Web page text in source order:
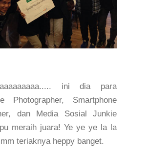
ini dia para
Photographer, Smartphone
dan Media Sosial Junkie
meraih juara! Ye ye ye la la
teriaknya heppy banget.